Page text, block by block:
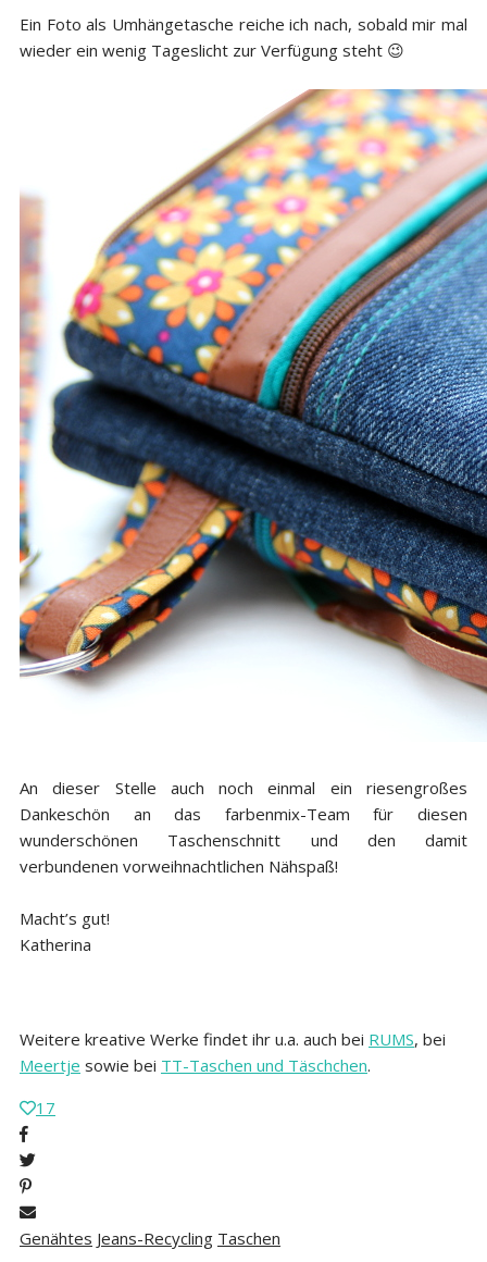
Ein Foto als Umhängetasche reiche ich nach, sobald mir mal
wieder ein wenig Tageslicht zur Verfügung steht 😉
An dieser Stelle auch noch einmal ein riesengroßes
Dankeschön an das farbenmix-Team für diesen
wunderschönen Taschenschnitt und den damit
verbundenen vorweihnachtlichen Nähspaß!
Macht’s gut!
Katherina
Weitere kreative Werke findet ihr u.a. auch bei RUMS, bei
Meertje sowie bei TT-Taschen und Täschchen.
17
Genähtes Jeans-Recycling Taschen